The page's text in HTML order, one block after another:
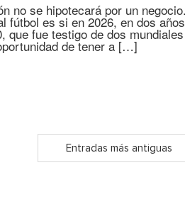
no se hipotecará por un
fútbol es si en 2026, en dos
que fue testigo de dos
de tener a […]
Entradas más antiguas